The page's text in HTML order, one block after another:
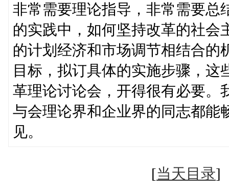
非常需要理论指导，非常需要总
的实践中，如何坚持改革的社会
的计划经济和市场调节相结合的
目标，拟订具体的实施步骤，
革理论讨论会，开得很有必要。
与会理论界和企业界的同志都能
见。
[当天目录